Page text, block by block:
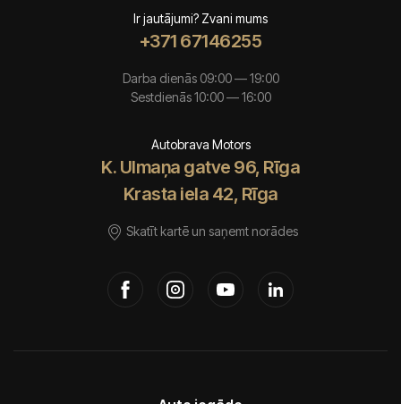
Ir jautājumi? Zvani mums
+371 67146255
Darba dienās 09:00 — 19:00
Sestdienās 10:00 — 16:00
Autobrava Motors
K. Ulmaņa gatve 96, Rīga
Krasta iela 42, Rīga
Skatīt kartē un saņemt norādes